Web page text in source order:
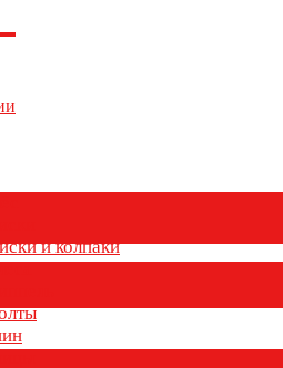
и колпаки